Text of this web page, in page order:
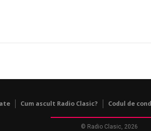
Cum ascult Radio Clasic? Codul de
© Radio Clasic, 2026